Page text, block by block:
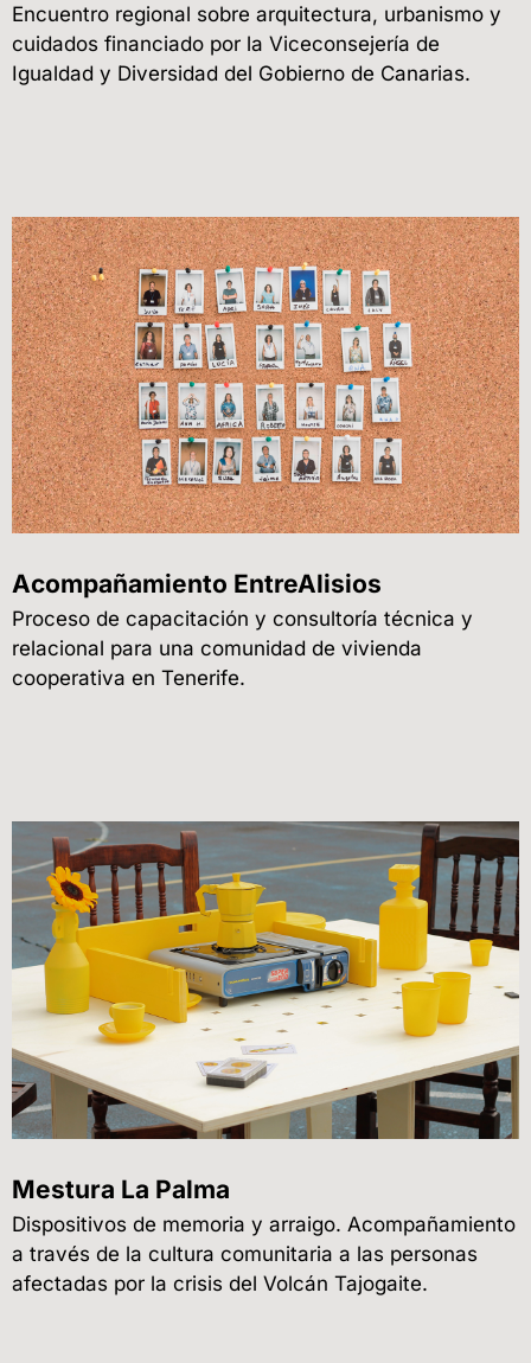
Encuentro regional sobre arquitectura, urbanismo y
cuidados financiado por la Viceconsejería de
Igualdad y Diversidad del Gobierno de Canarias.
Acompañamiento EntreAlisios
Proceso de capacitación y consultoría técnica y
relacional para una comunidad de vivienda
cooperativa en Tenerife.
Mestura La Palma
Dispositivos de memoria y arraigo. Acompañamiento
a través de la cultura comunitaria a las personas
afectadas por la crisis del Volcán Tajogaite.